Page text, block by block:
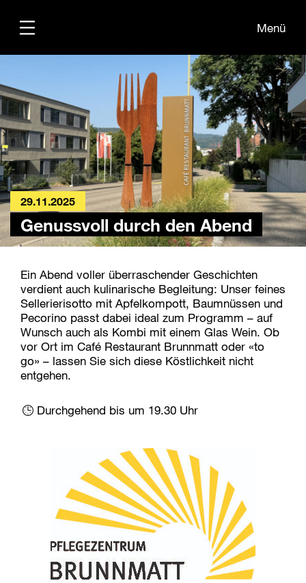
Übersicht
Informationen
Kontakt
Menü
29.11.2025
Genussvoll durch den Abend
Ein Abend voller überraschender Geschichten
verdient auch kulinarische Begleitung: Unser feines
Sellerierisotto mit Apfelkompott, Baumnüssen und
Pecorino passt dabei ideal zum Programm – auf
Wunsch auch als Kombi mit einem Glas Wein. Ob
vor Ort im Café Restaurant Brunnmatt oder «to
go» – lassen Sie sich diese Köstlichkeit nicht
entgehen.
Durchgehend bis um 19.30 Uhr